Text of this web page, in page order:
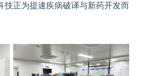
技正为提速疾病破译与新药开发而